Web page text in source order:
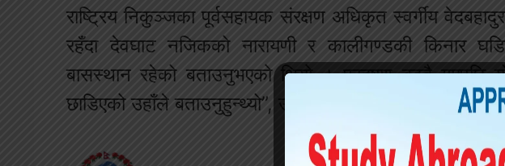
राष्ट्रिय निकुञ्जका पूर्वसहायक संरक्षण अधिकृत स्वर्गीय
रहँदा देवघाट नजिकको नारायणी र कालीगण्डकी किनार
बासस्थान रहेको बताउनुभएको थियो । प्रदुषण बढ्दै गएपछि यो
छाडिएको उहाँले बताउनुहुन्थ्यो”, उहाँले भन्नुभयो ।